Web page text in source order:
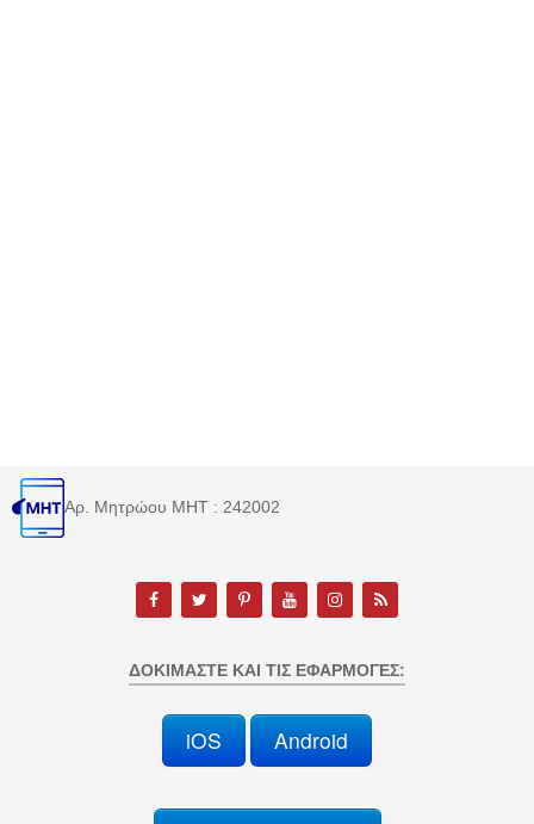
Αρ. Μητρώου MHT : 242002
ΔΟΚΙΜΆΣΤΕ ΚΑΙ ΤΙΣ ΕΦΑΡΜΟΓΈΣ:
iOS Android